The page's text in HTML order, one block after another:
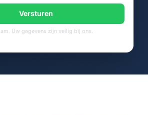
Versturen
Uw gegevens zijn veilig bij ons.